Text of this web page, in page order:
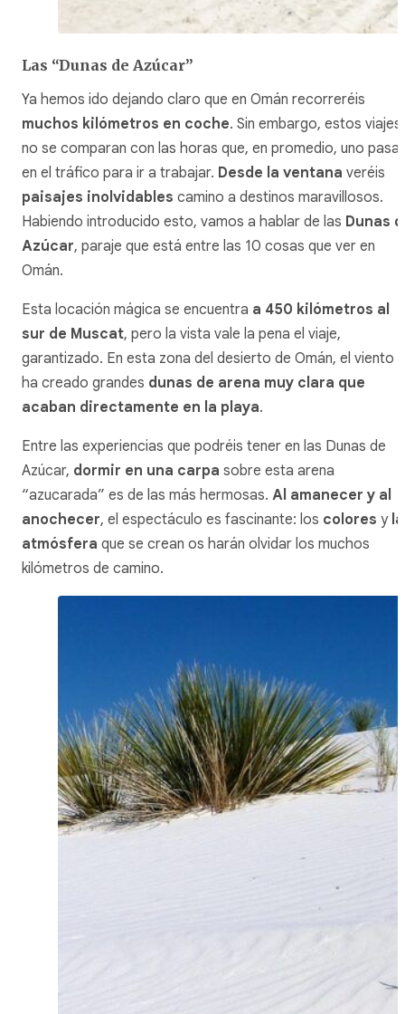
Las “Dunas de Azúcar”
Ya hemos ido dejando claro que en Omán recorreréis
muchos kilómetros en coche. Sin embargo, estos viajes
no se comparan con las horas que, en promedio, uno pasa
en el tráfico para ir a trabajar. Desde la ventana veréis
paisajes inolvidables camino a destinos maravillosos.
Habiendo introducido esto, vamos a hablar de las Dunas
Azúcar, paraje que está entre las 10 cosas que ver en
Omán.
Esta locación mágica se encuentra a 450 kilómetros al
sur de Muscat, pero la vista vale la pena el viaje,
garantizado. En esta zona del desierto de Omán, el viento
ha creado grandes dunas de arena muy clara que
acaban directamente en la playa.
Entre las experiencias que podréis tener en las Dunas de
Azúcar, dormir en una carpa sobre esta arena
“azucarada” es de las más hermosas. Al amanecer y al
anochecer, el espectáculo es fascinante: los colores y la
atmósfera que se crean os harán olvidar los muchos
kilómetros de camino.